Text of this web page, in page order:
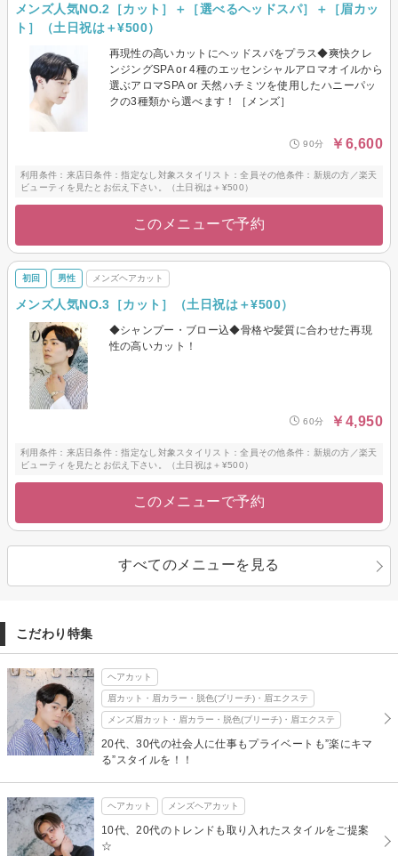
メンズ人気NO.2［カット］＋［選べるヘッドスパ］＋［眉カッ
ト］（土日祝は＋¥500）
再現性の高いカットにヘッドスパをプラス◆爽快クレ
ンジングSPA or 4種のエッセンシャルアロマオイルから
選ぶアロマSPA or 天然ハチミツを使用したハニーパッ
クの3種類から選べます！［メンズ］
90分 ￥6,600
利用条件：来店日条件：指定なし対象スタイリスト：全員その他条件：新規の方／楽天
ビューティを見たとお伝え下さい。（土日祝は＋¥500）
このメニューで予約
初回 男性 メンズヘアカット
メンズ人気NO.3［カット］（土日祝は＋¥500）
◆シャンプー・ブロー込◆骨格や髪質に合わせた再現
性の高いカット！
60分 ￥4,950
利用条件：来店日条件：指定なし対象スタイリスト：全員その他条件：新規の方／楽天
ビューティを見たとお伝え下さい。（土日祝は＋¥500）
このメニューで予約
すべてのメニューを見る
こだわり特集
ヘアカット
眉カット・眉カラー・脱色(ブリーチ)・眉エクステ
メンズ眉カット・眉カラー・脱色(ブリーチ)・眉エクステ
20代、30代の社会人に仕事もプライベートも”楽にキマ
る”スタイルを！！
ヘアカット メンズヘアカット
10代、20代のトレンドも取り入れたスタイルをご提案
☆